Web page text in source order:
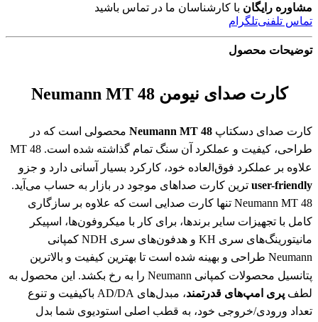
مشاوره رایگان با کارشناسان ما در تماس باشید
تماس تلفنیتلگرام
توضیحات محصول
کارت صدای نیومن Neumann MT 48
کارت صدای دسکتاپ Neumann MT 48 محصولی است که در
طراحی، کیفیت و عملکرد آن سنگ تمام گذاشته شده است. MT 48
علاوه بر عملکرد فوق‌العاده خود، کارکرد بسیار آسانی دارد و جزو
user-friendly ترین کارت صداهای موجود در بازار به حساب می‌آید.
Neumann MT 48 تنها کارت صدایی است که علاوه بر سازگاری
کامل با تجهیزات سایر برند‌ها، برای کار با میکروفون‌ها، اسپیکر
مانیتورینگ‌های سری KH و هدفون‌های سری NDH کمپانی
Neumann طراحی و بهینه شده است تا بهترین کیفیت و بالاترین
پتانسیل محصولات کمپانی Neumann را به رخ بکشد. این محصول به
لطف پری امپ‌های قدرتمند
، مبدل‌های AD/DA باکیفیت و تنوع
تعداد ورودی/خروجی خود، به قطب اصلی استودیوی شما بدل